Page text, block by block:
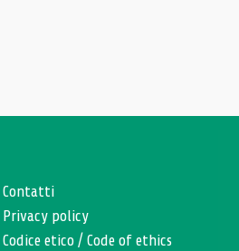
Contatti
Privacy policy
Codice etico /Code of ethics